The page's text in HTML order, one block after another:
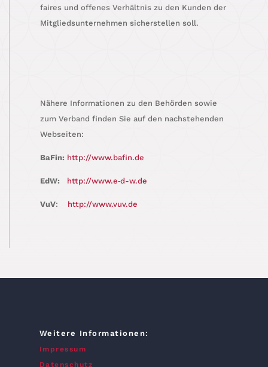
fai­res und offe­nes Ver­hält­nis zu den Kun­den der
Mit­glieds­un­ter­neh­men sicher­stel­len soll.
Nähe­re Infor­ma­tio­nen zu den Behör­den sowie
zum Ver­band fin­den Sie auf den nach­ste­hen­den
Webseiten:
BaFin: http://www.bafin.de
EdW: http://www.e‑d-w.de
VuV: http://www.vuv.de
Weitere Informationen:
Impressum
Datenschutz